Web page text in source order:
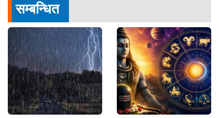
सम्बन्धित